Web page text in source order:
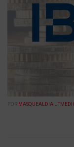
POR MASQUEALDIA